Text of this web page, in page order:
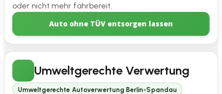
oder nicht mehr fahrbereit.
Auto ohne TÜV entsorgen lassen
Umweltgerechte Verwertung
Umweltgerechte Autoverwertung Berlin-Spandau